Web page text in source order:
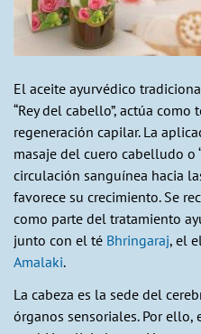
El aceite ayurvédico
“Rey del cabello”, actúa como
regeneración capilar. La
masaje del cuero cabelludo o
circulación sanguínea hacia
favorece su crecimiento. Se
como parte del tratamiento
junto con el té Bhringaraj, el
Amalaki.
La cabeza es la sede del
órganos sensoriales. Por